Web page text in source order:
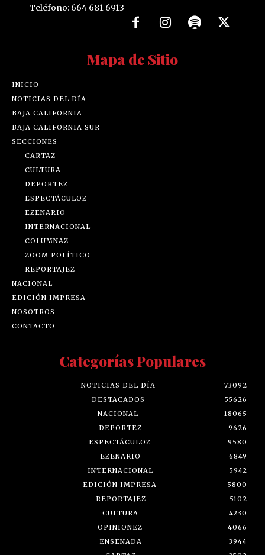
Teléfono: 664 681 6913
Mapa de Sitio
INICIO
NOTICIAS DEL DÍA
BAJA CALIFORNIA
BAJA CALIFORNIA SUR
SECCIONES
CARTAZ
CULTURA
DEPORTEZ
ESPECTÁCULOZ
EZENARIO
INTERNACIONAL
COLUMNAZ
ZOOM POLÍTICO
REPORTAJEZ
NACIONAL
EDICIÓN IMPRESA
NOSOTROS
CONTACTO
Categorías Populares
NOTICIAS DEL DÍA
73092
DESTACADOS
55626
NACIONAL
18065
DEPORTEZ
9626
ESPECTÁCULOZ
9580
EZENARIO
6849
INTERNACIONAL
5942
EDICIÓN IMPRESA
5800
REPORTAJEZ
5102
CULTURA
4230
OPINIONEZ
4066
ENSENADA
3944